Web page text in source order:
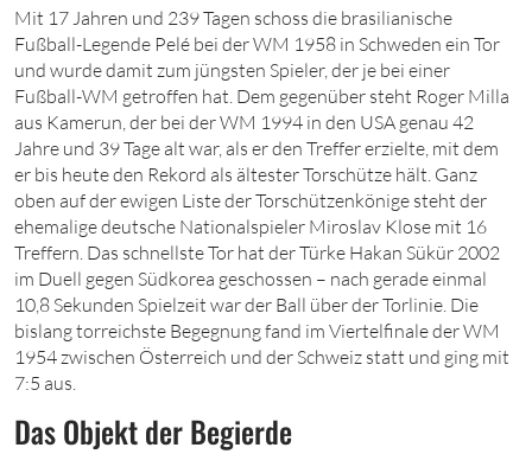
Mit 17 Jahren und 239 Tagen schoss die brasilianische
Fußball-Legende Pelé bei der WM 1958 in Schweden ein Tor
und wurde damit zum jüngsten Spieler, der je bei einer
Fußball-WM getroffen hat. Dem gegenüber steht Roger Milla
aus Kamerun, der bei der WM 1994 in den USA genau 42
Jahre und 39 Tage alt war, als er den Treffer erzielte, mit dem
er bis heute den Rekord als ältester Torschütze hält. Ganz
oben auf der ewigen Liste der Torschützenkönige steht der
ehemalige deutsche Nationalspieler Miroslav Klose mit 16
Treffern. Das schnellste Tor hat der Türke Hakan Sükür 2002
im Duell gegen Südkorea geschossen – nach gerade einmal
10,8 Sekunden Spielzeit war der Ball über der Torlinie. Die
bislang torreichste Begegnung fand im Viertelfinale der WM
1954 zwischen Österreich und der Schweiz statt und ging mit
7:5 aus.
Das Objekt der Begierde